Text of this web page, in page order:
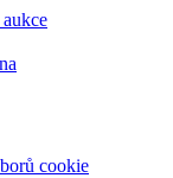
cookie